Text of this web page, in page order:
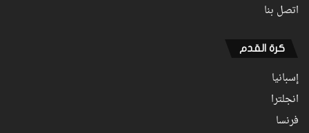
اتصل بنا
كرة القدم
إسبانيا
انجلترا
فرنسا